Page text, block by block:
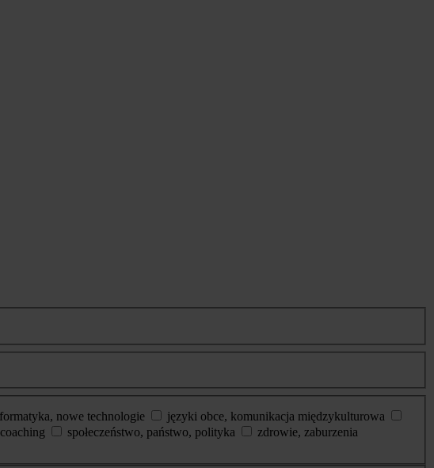
nowe technologie
języki obce, komunikacja międzykulturowa
społeczeństwo, państwo, polityka
zdrowie, zaburzenia